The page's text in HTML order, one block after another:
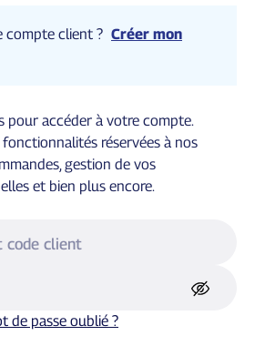
et Licences
compte client ? Créer mon
pour accéder à votre compte.
réservées à nos
gestion de vos
et bien plus encore.
code client
de passe oublié ?